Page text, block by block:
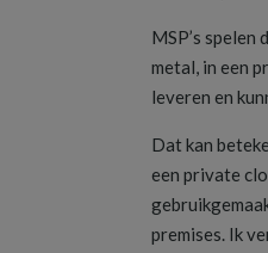
MSP’s
metal, in een
leveren en
Dat kan
een private
premises. Ik